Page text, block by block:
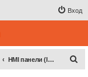
Вход
HMI панели (Inovance IT700)